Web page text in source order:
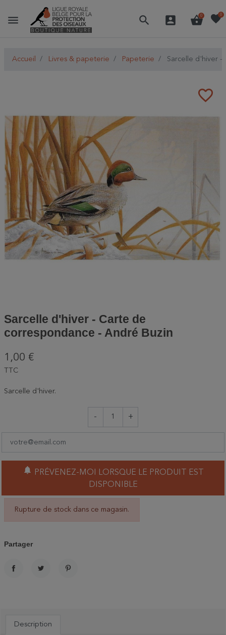
menu search account_box shopping_basket
0 favorite0
Accueil Livres & papeterie Papeterie Sarcelle d'hiver -
favorite_border
Sarcelle d'hiver - Carte de
correspondance - André Buzin
1,00 €
TTC
Sarcelle d'hiver.
- +
notifications
DISPONIBLE
Rupture de stock dans ce magasin.
Partager
Description